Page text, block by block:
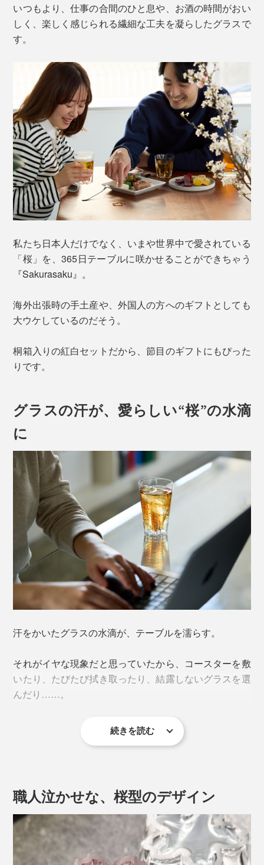
いつもより、仕事の合間のひと息や、お酒の時間がおい
しく、楽しく感じられる繊細な工夫を凝らしたグラスで
す。
私たち日本人だけでなく、いまや世界中で愛されている
「桜」を、365日テーブルに咲かせることができちゃう
『Sakurasaku』。
海外出張時の手土産や、外国人の方へのギフトとしても
大ウケしているのだそう。
桐箱入りの紅白セットだから、節目のギフトにもぴった
りです。
グラスの汗が、愛らしい“桜”の水滴
に
汗をかいたグラスの水滴が、テーブルを濡らす。
それがイヤな現象だと思っていたから、コースターを敷
いたり、たびたび拭き取ったり、結露しないグラスを選
んだり……。
『Sakurasaku』に出会って、その“結露”が待ち遠しくな
続きを読む
職人泣かせな、桜型のデザイン